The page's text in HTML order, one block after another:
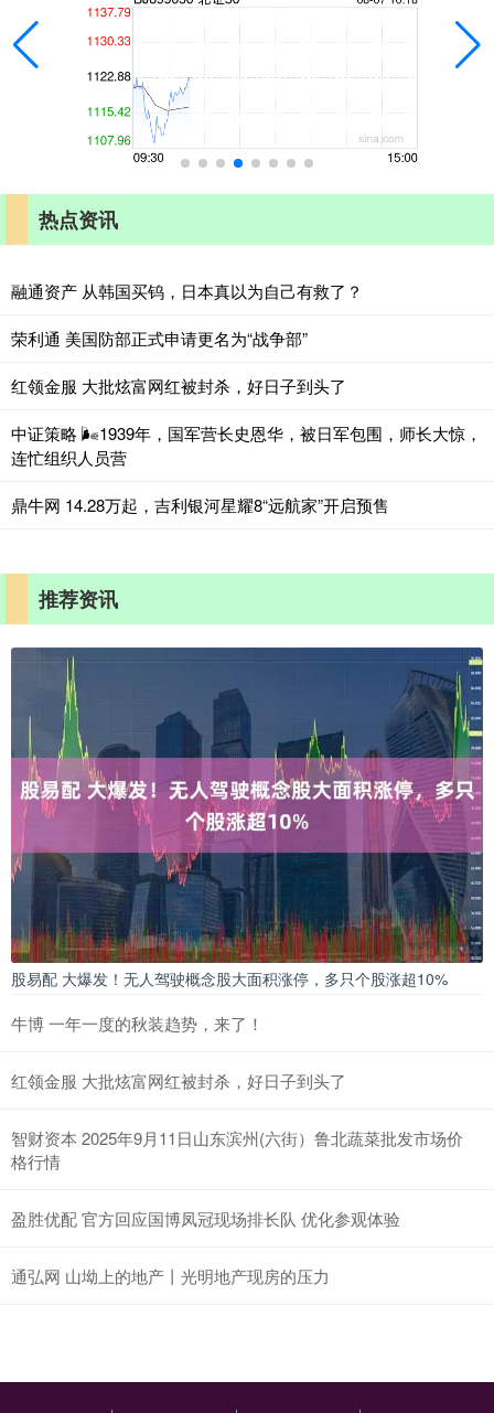
热点资讯
融通资产 从韩国买钨，日本真以为自己有救了？
荣利通 美国防部正式申请更名为“战争部”
红领金服 大批炫富网红被封杀，好日子到头了
中证策略 🌬1939年，国军营长史恩华，被日军包围，师长大惊，
连忙组织人员营
鼎牛网 14.28万起，吉利银河星耀8“远航家”开启预售
推荐资讯
股易配 大爆发！无人驾驶概念股大面积涨停，多只个股涨超10%
牛博 一年一度的秋装趋势，来了！
红领金服 大批炫富网红被封杀，好日子到头了
智财资本 2025年9月11日山东滨州(六街）鲁北蔬菜批发市场价
格行情
盈胜优配 官方回应国博凤冠现场排长队 优化参观体验
通弘网 山坳上的地产丨光明地产现房的压力